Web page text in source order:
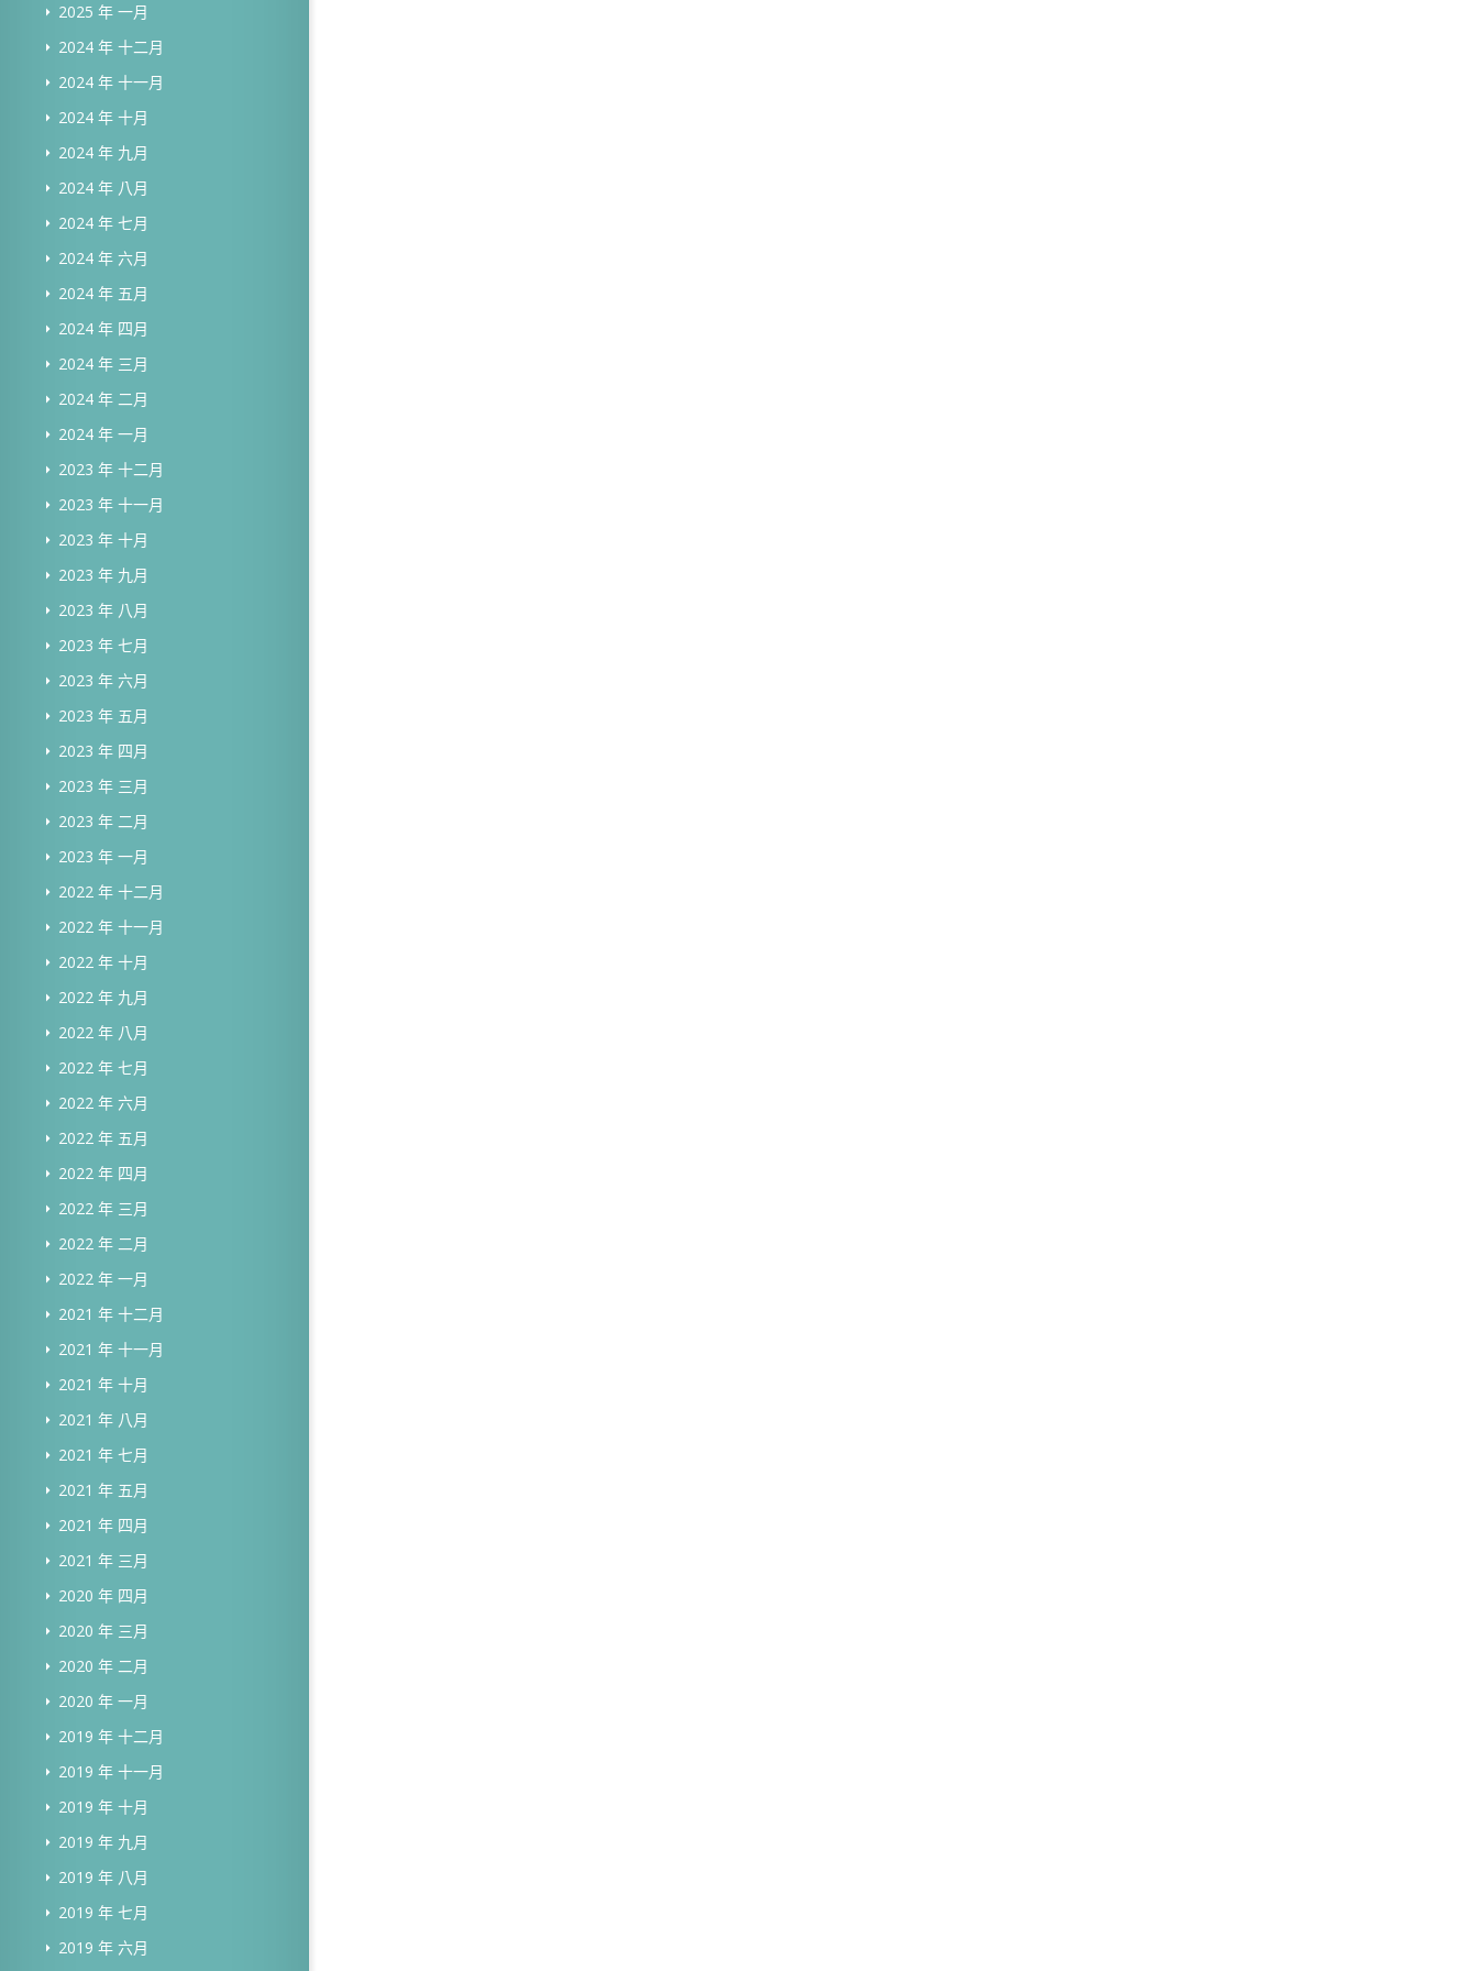
2025 年 一月
2024 年 十二月
2024 年 十一月
2024 年 十月
2024 年 九月
2024 年 八月
2024 年 七月
2024 年 六月
2024 年 五月
2024 年 四月
2024 年 三月
2024 年 二月
2024 年 一月
2023 年 十二月
2023 年 十一月
2023 年 十月
2023 年 九月
2023 年 八月
2023 年 七月
2023 年 六月
2023 年 五月
2023 年 四月
2023 年 三月
2023 年 二月
2023 年 一月
2022 年 十二月
2022 年 十一月
2022 年 十月
2022 年 九月
2022 年 八月
2022 年 七月
2022 年 六月
2022 年 五月
2022 年 四月
2022 年 三月
2022 年 二月
2022 年 一月
2021 年 十二月
2021 年 十一月
2021 年 十月
2021 年 八月
2021 年 七月
2021 年 五月
2021 年 四月
2021 年 三月
2020 年 四月
2020 年 三月
2020 年 二月
2020 年 一月
2019 年 十二月
2019 年 十一月
2019 年 十月
2019 年 九月
2019 年 八月
2019 年 七月
2019 年 六月